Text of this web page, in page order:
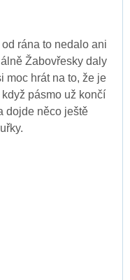
rána to nedalo ani
Žabovřesky daly
moc hrát na to, že je
pásmo už končí
dojde něco ještě